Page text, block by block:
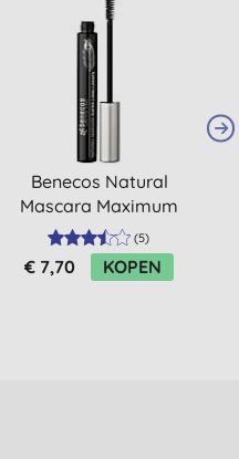
Benecos Natural
Mascara Maximum
Length (5)
€ 7,70 KOPEN